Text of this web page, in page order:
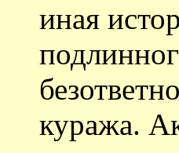
иная
куража.